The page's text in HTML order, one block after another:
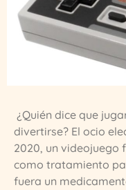
¿Quién dice que
divertirse? El ocio
2020, un videojuego
como tratamiento
fuera un